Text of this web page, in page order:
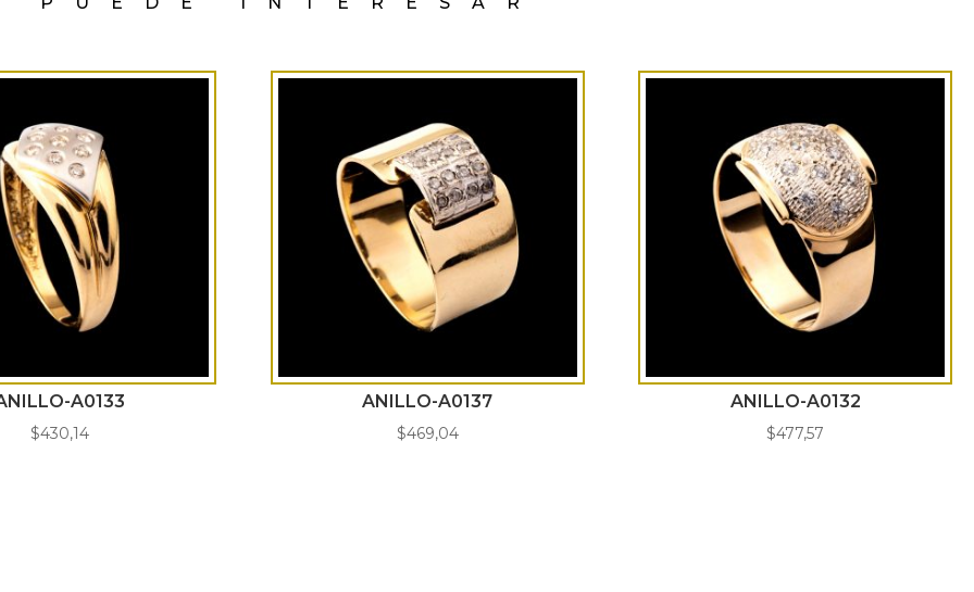
A0133
$430,14
ANILLO-A0137
$469,04
ANILLO-A0132
$477,57